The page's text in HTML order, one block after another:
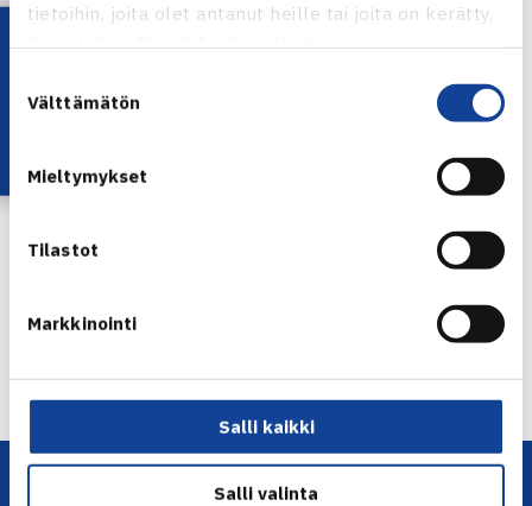
tietoihin, joita olet antanut heille tai joita on kerätty,
valinta
Välttämätön
Mieltymykset
Tilastot
Markkinointi
Salli kaikki
Salli valinta
Lataa OmaTennis!